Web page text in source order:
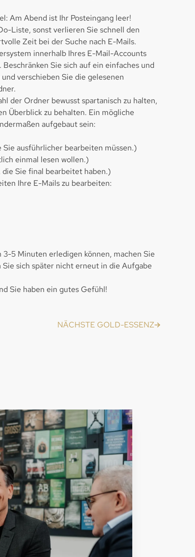
Am Abend ist Ihr Posteingang leer!
Liste, sonst verlieren Sie schnell den
Zeit bei der Suche nach E-Mails.
innerhalb Ihres E-Mail-Accounts
Sie sich auf ein einfaches und
verschieben Sie die gelesenen
der Ordner bewusst spartanisch zu halten,
Überblick zu behalten. Ein mögliche
aufgebaut sein:
ausführlicher bearbeiten müssen.)
einmal lesen wollen.)
Sie final bearbeitet haben.)
Ihre E-Mails zu bearbeiten:
3-5 Minuten erledigen können, machen Sie
sich später nicht erneut in die Aufgabe
Sie haben ein gutes Gefühl!
NÄCHSTE GOLD-ESSENZ